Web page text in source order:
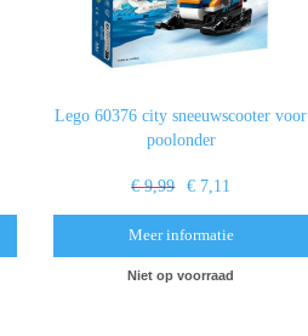
Lego 60376 city sneeuwscooter voor
poolonder
€ 9,99 € 7,11
Meer informatie
Niet op voorraad